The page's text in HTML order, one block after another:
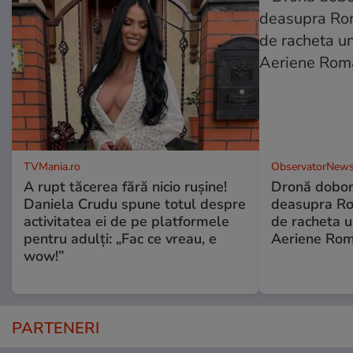
TVMania.ro
A rupt tăcerea fără nicio rușine!
Daniela Crudu spune totul despre
activitatea ei de pe platformele
pentru adulți: „Fac ce vreau, e
wow!”
Dronă
deasupra
de racheta
Aeriene
PARTENERI